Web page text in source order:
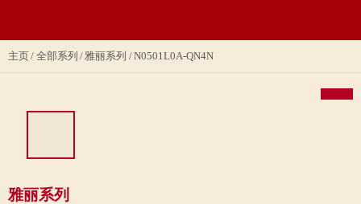
主页 全部系列 雅丽系列 N0501L0A-QN4N
雅丽系列